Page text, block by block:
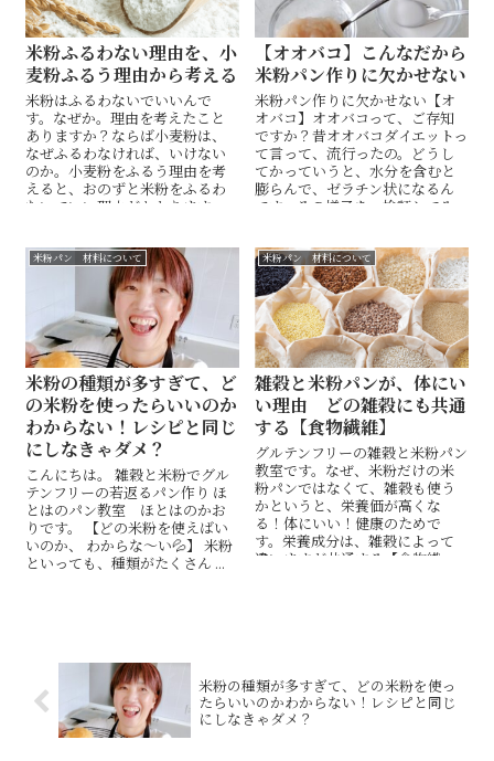
米粉ふるわない理由を、小
麦粉ふるう理由から考える
米粉はふるわないでいいんで
す。なぜか。理由を考えたこと
ありますか？ならば小麦粉は、
なぜふるわなければ、いけない
のか。小麦粉をふるう理由を考
えると、おのずと米粉をふるわ
ないでいい理由がわかります。
るためなんです。
【オオバコ】こんなだから
米粉パン作りに欠かせない
米粉パン作りに欠かせない【オ
オバコ】オオバコって、ご存知
ですか？昔オオバコダイエットっ
て言って、流行ったの。どうし
てかっていうと、水分を含むと
膨らんで、ゼラチン状になるん
です。その様子を、検証してみ
米粉パン 材料について
米粉の種類が多すぎて、ど
の米粉を使ったらいいのか
わからない！レシピと同じ
にしなきゃダメ？
こんにちは。 雑穀と米粉でグル
テンフリーの若返るパン作り ほ
とはのパン教室 ほとはのかお
りです。 【どの米粉を使えばい
いのか、 わからな〜い💦】 米粉
といっても、種類がたくさん ...
米粉パン 材料について
雑穀と米粉パンが、体にい
い理由 どの雑穀にも共通
する【食物繊維】
グルテンフリーの雑穀と米粉パン
教室です。なぜ、米粉だけの米
粉パンではなくて、雑穀も使う
かというと、栄養価が高くな
る！体にいい！健康のためで
す。栄養成分は、雑穀によって
違いますが共通する【食物繊
米粉の種類が多すぎて、どの米粉を使っ
たらいいのかわからない！レシピと同じ
にしなきゃダメ？